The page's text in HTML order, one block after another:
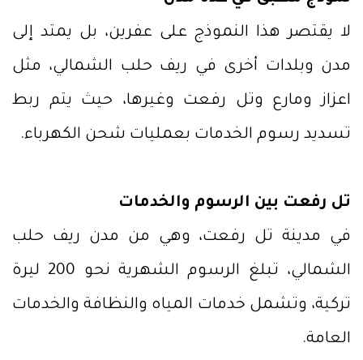
لا يقتصر هذا النموذج على عفرين، بل يمتد إلى
مدن وبلدات أخرى في ريف حلب الشمالي، مثل
اعزاز ومارع وتل رفعت وغيرها، حيث يتم ربط
تسديد رسوم الخدمات بعمليات شحن الكهرباء.
تل رفعت بين الرسوم والخدمات
في مدينة تل رفعت، وهي من مدن ريف حلب
الشمالي، تبلغ الرسوم الشهرية نحو 200 ليرة
تركية، وتشمل خدمات المياه والنظافة والخدمات
العامة.